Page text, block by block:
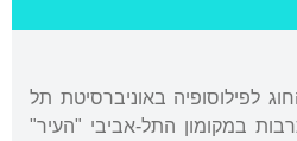
לפילוסופיה באוניברסיטת תל
במקומון התל-אביבי "העיר"